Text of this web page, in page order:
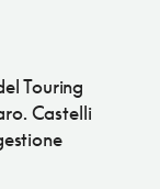
Touring
Castelli